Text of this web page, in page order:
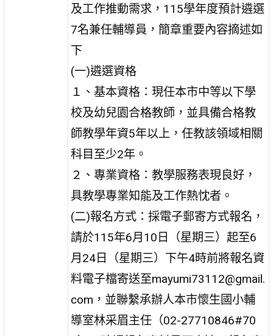
及工作推動需求，115學年度預計遴選
7名兼任輔導員，簡章重要內容摘述如
下
(一)遴選資格
１、基本資格：現任本市中等以下學
校及幼兒園合格教師，並具備合格教
師教學年資5年以上，任教該領域相關
科目至少2年。
２、專業資格：教學服務表現良好，
具教學專業知能及工作熱忱者。
(二)報名方式：採電子郵寄方式報名，
請於115年6月10日（星期三）起至6
月24日（星期三）下午4時前將報名資
料電子檔寄送至mayumi73112@gmail.
com，並聯繫承辦人本市懷生國小輔
導室林采眉主任（02-27710846#70